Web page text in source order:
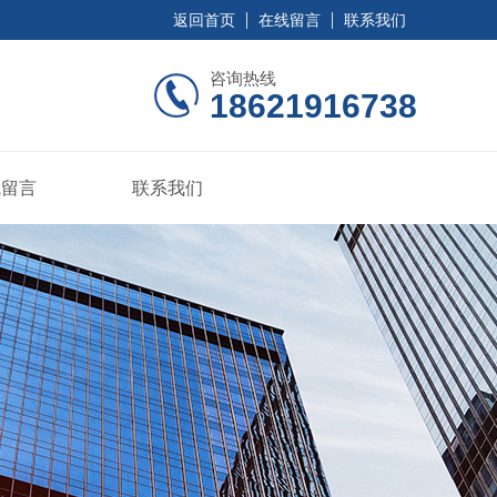
返回首页 在线留言 联系我们
咨询热线
18621916738
言 联系我们